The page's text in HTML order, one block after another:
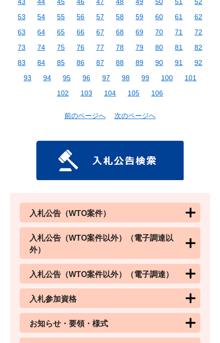
53
54 55 56 57 58 59 60 61
62
63
64 65 66 67 68 69 70 71
72
73
74 75 76 77 78 79 80 81
82
83
84 85 86 87 88 89 90 91
92
93
94 95 96 97 98 99 100
101
102
103 104 105 106
前のページへ 次のページへ
入札公告（WTO案件）
入札公告（WTO案件以外）（電子調達以
外）
入札公告（WTO案件以外）（電子調達）
入札参加資格
お知らせ・要領・様式